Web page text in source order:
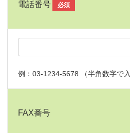
電話番号 必須
例：03-1234-5678 （半角数字で
FAX番号